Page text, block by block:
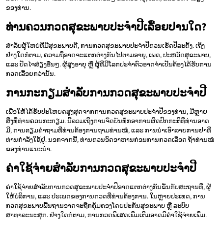
ຂອງທ່ານ.
ທ່ານຄວນກວດສຸຂະພາບປະຈຳປີເລື້ອຍປານໃດ?
ສຳລັບຜູ້ໃຫຍ່ທີ່ມີສຸຂະພາບດີ, ການກວດສຸຂະພາບປະຈຳປີຄວນເຮັດປີລະຄັ້ງ. ເຖິງ
ຢ່າງໃດກໍຕາມ, ຄວາມຖີ່ອາດຈະແຕກຕ່າງກັນໄປຕາມອາຍຸ, ເພດ, ປະຫວັດສຸຂະພາບ,
ແລະ ປັດໄຈສ່ຽງອື່ນໆ. ຜູ້ສູງອາຍຸ ຫຼື ຜູ້ທີ່ມີໂລກປະຈຳຕົວອາດຈຳເປັນຕ້ອງໄດ້ຮັບການ
ກວດເລື້ອຍກວ່ານັ້ນ.
ການກະກຽມສຳລັບການກວດສຸຂະພາບປະຈຳປີ
ເພື່ອໃຫ້ໄດ້ຮັບປະໂຫຍດສູງສຸດຈາກການກວດສຸຂະພາບປະຈຳປີຂອງທ່ານ, ມີຫຼາຍ
ສິ່ງທີ່ທ່ານຄວນກະກຽມ. ນີ້ລວມເຖິງການຈົດບັນທຶກອາການຜິດປົກກະຕິທີ່ທ່ານອາດ
ມີ, ການຕຽມຄຳຖາມທີ່ທ່ານຕ້ອງການຖາມທ່ານໝໍ, ແລະ ການນຳເອົາລາຍການຢາທີ່
ທ່ານກຳລັງໃຊ້ຢູ່. ນອກຈາກນີ້, ທ່ານຄວນອົດອາຫານກ່ອນການກວດເລືອດ ຖ້າທ່ານໝໍ
ຂອງທ່ານແນະນຳ.
ຄ່າໃຊ້ຈ່າຍສຳລັບການກວດສຸຂະພາບປະຈຳປີ
ຄ່າໃຊ້ຈ່າຍສຳລັບການກວດສຸຂະພາບປະຈຳປີອາດແຕກຕ່າງກັນຂຶ້ນກັບສະຖານທີ່, ຜູ້
ໃຫ້ບໍລິການ, ແລະ ປະເພດຂອງການກວດທີ່ທ່ານຕ້ອງການ. ໃນຫຼາຍປະເທດ, ການ
ກວດສຸຂະພາບພື້ນຖານອາດຈະຖືກຄຸ້ມຄອງໂດຍປະກັນສຸຂະພາບ ຫຼື ລະບົບ
ສາທາລະນະສຸກ. ຢ່າງໃດກໍຕາມ, ການກວດພິເສດເພີ່ມເຕີມອາດມີຄ່າໃຊ້ຈ່າຍເພີ່ມ.